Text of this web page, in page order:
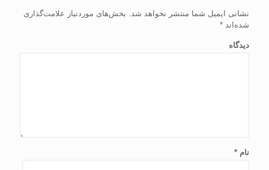
نشانی ایمیل شما منتشر نخواهد شد. بخش‌های موردنیاز علامت‌گذاری
شده‌اند *
دیدگاه
نام *